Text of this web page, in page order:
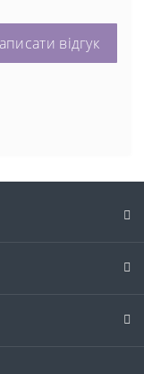
відгук